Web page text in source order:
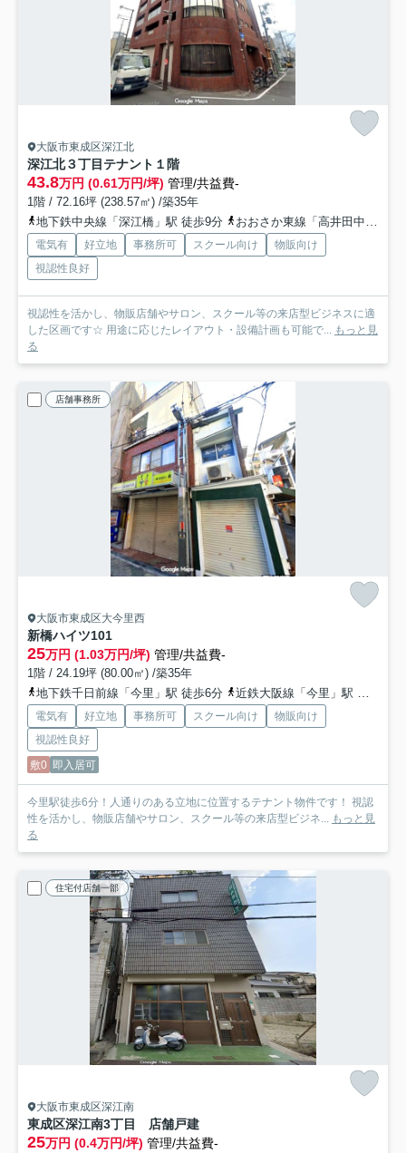
大阪市東成区深江北
深江北３丁目テナント １階
43.8万円 (0.61万円/坪) 管理/共益費-
1階 / 72.16坪 (238.57㎡) /築35年
地下鉄中央線「深江橋」駅 徒歩9分
おおさか東線「高井田中央」駅 徒歩13分
電気有 好立地 事務所可 スクール向け
物販向け
視認性良好
視認性を活かし、物販店舗やサロン、スクール等の来店型ビジネスに適
した区画です☆ 用途に応じたレイアウト・設備計画も可能で... もっと見
る
店舗事務所
大阪市東成区大今里西
新橋ハイツ101
25万円 (1.03万円/坪) 管理/共益費-
1階 / 24.19坪 (80.00㎡) /築35年
地下鉄千日前線「今里」駅 徒歩6分
近鉄大阪線「今里」駅 徒歩14分
電気有 好立地 事務所可 スクール向け
物販向け
視認性良好
敷0 即入居可
今里駅徒歩6分！人通りのある立地に位置するテナント物件です！ 視認
性を活かし、物販店舗やサロン、スクール等の来店型ビジネ... もっと見
る
住宅付店舗一部
大阪市東成区深江南
東成区深江南3丁目 店舗戸建
25万円 (0.4万円/坪) 管理/共益費-